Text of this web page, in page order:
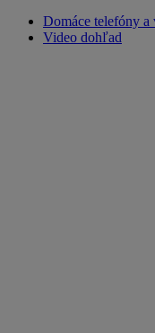
Domáce telefóny a
Video dohľad